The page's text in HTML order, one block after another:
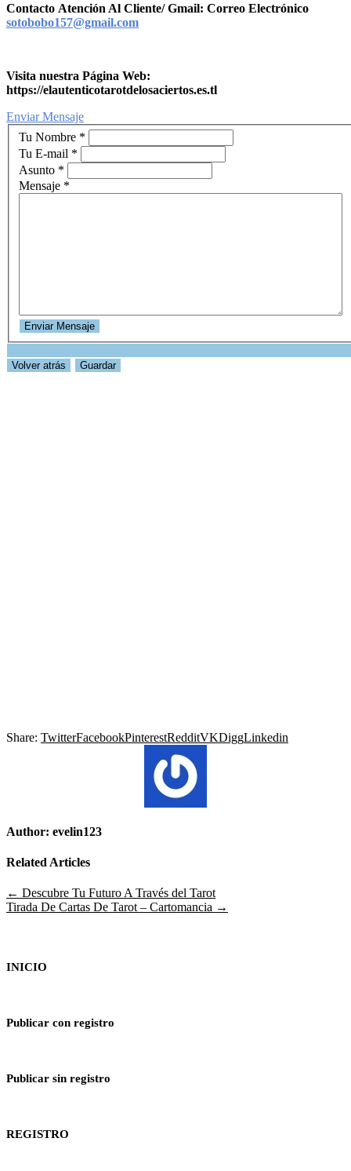
Contacto Atención Al Cliente/Gmail: Correo Electrónico
sotobobo157@gmail.com
Visita nuestra Página Web:
https://elautenticotarotdelosaciertos.es.tl
Enviar Mensaje
Tu Nombre *
Tu E-mail *
Asunto *
Mensaje *
Guardar
Share: TwitterFacebookPinterestRedditVKDiggLinkedin
Author: evelin123
Related Articles
Navegación
de
← Descubre Tu Futuro A Través del Tarot
Tirada De Cartas De Tarot – Cartomancia →
INICIO
Publicar con registro
Publicar sin registro
REGISTRO